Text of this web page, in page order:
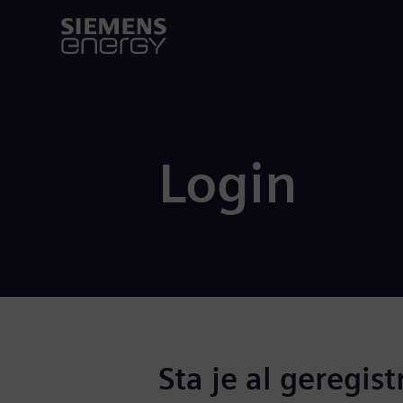
Login
Sta je al